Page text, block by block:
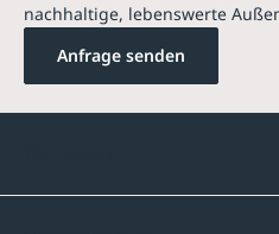
nachhaltige, lebenswerte
Anfrage senden